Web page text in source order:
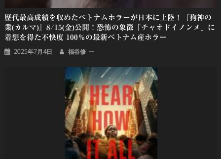
歴代最高成績を収めたベトナムホラーが日本に上陸！『狗神の
業(カルマ)』8/15(金)公開！恐怖の象徴「チャオドイノンメ」に
着想を得た不快度 100％の最新ベトナム産ホラー
2025年7月4日 福谷修